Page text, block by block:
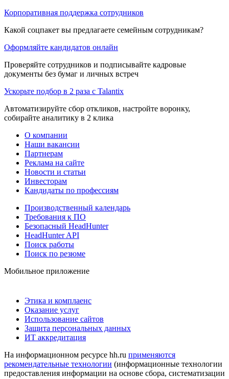
Корпоративная поддержка сотрудников
Какой соцпакет вы предлагаете семейным сотрудникам?
Оформляйте кандидатов онлайн
Проверяйте сотрудников и подписывайте кадровые
документы без бумаг и личных встреч
Ускорьте подбор в 2 раза с Talantix
Автоматизируйте сбор откликов, настройте воронку,
собирайте аналитику в 2 клика
О компании
Наши вакансии
Партнерам
Реклама на сайте
Новости и статьи
Инвесторам
Кандидаты по профессиям
Производственный календарь
Требования к ПО
Безопасный HeadHunter
HeadHunter API
Поиск работы
Поиск по резюме
Мобильное приложение
Этика и комплаенс
Оказание услуг
Использование сайтов
Защита персональных данных
ИТ аккредитация
На информационном ресурсе hh.ru применяются
рекомендательные технологии (информационные технологии
предоставления информации на основе сбора, систематизации